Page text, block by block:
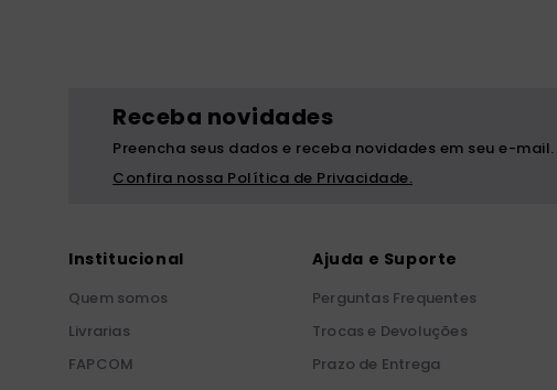
Receba novidades
Preencha seus dados e receba novidades em seu e-mail.
Confira nossa Política de Privacidade.
Institucional
Quem somos
Livrarias
FAPCOM
Ajuda e Suporte
Perguntas Frequentes
Trocas e Devoluções
Prazo de Entrega